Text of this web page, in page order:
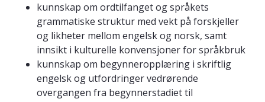
kunnskap om ordtilfanget og språkets
grammatiske struktur med vekt på forskjeller
og likheter mellom engelsk og norsk, samt
innsikt i kulturelle konvensjoner for språkbruk
kunnskap om begynneropplæring i skriftlig
engelsk og utfordringer vedrørende
overgangen fra begynnerstadiet til